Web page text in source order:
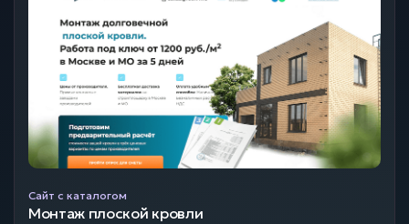
Сайт с каталогом
Монтаж плоской кровли